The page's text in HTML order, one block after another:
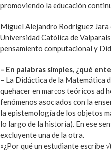
promoviendo la educación
Miguel Alejandro Rodríguez
Universidad Católica de
pensamiento computacional y
– En palabras simples, ¿qué
– La Didáctica de la Matemática
quehacer en marcos teóricos ad
fenómenos asociados con la
la epistemología de los objetos
lo largo de la historia). En ese
excluyente una de la otra.
«¿Por qué un estudiante escribe